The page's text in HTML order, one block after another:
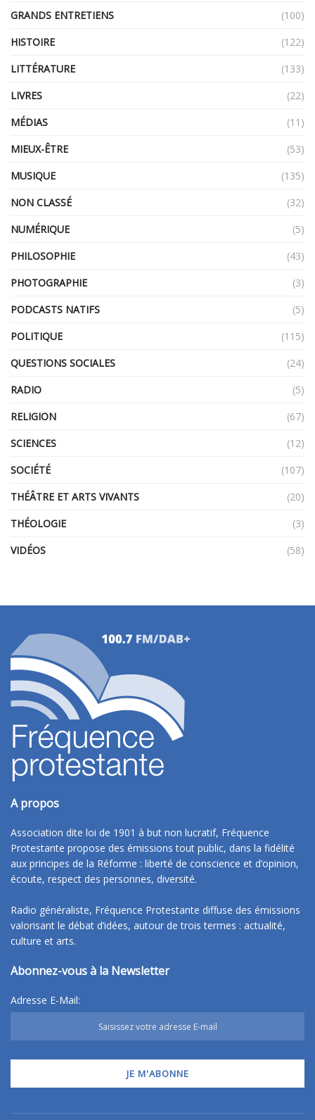
GRANDS ENTRETIENS
(100)
HISTOIRE
(122)
LITTÉRATURE
(133)
LIVRES
(22)
MÉDIAS
(11)
MIEUX-ÊTRE
(53)
MUSIQUE
(135)
NON CLASSÉ
(32)
NUMÉRIQUE
(5)
PHILOSOPHIE
(43)
PHOTOGRAPHIE
(3)
PODCASTS NATIFS
(5)
POLITIQUE
(115)
QUESTIONS SOCIALES
(24)
RADIO
(5)
RELIGION
(67)
SCIENCES
(12)
SOCIÉTÉ
(107)
THÉÂTRE ET ARTS VIVANTS
(20)
THÉOLOGIE
(3)
VIDÉOS
(58)
A propos
Association dite loi de 1901 à but non lucratif, Fréquence
Protestante propose des émissions tout public, dans la fidélité
aux principes de la Réforme : liberté de conscience et d’opinion,
écoute, respect des personnes, diversité.
Radio généraliste, Fréquence Protestante diffuse des émissions
valorisant le débat d’idées, autour de trois termes : actualité,
culture et arts.
Abonnez-vous à la Newsletter
Adresse E-Mail: